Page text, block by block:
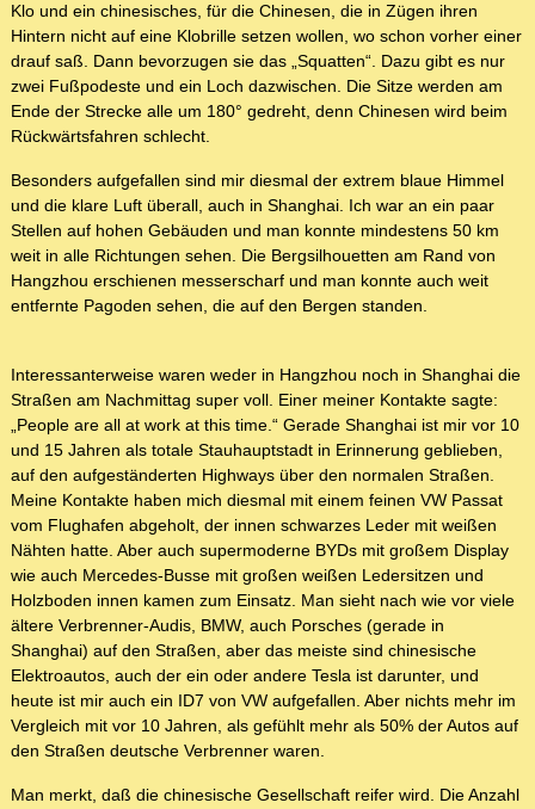
Klo und ein chinesisches, für die Chinesen, die in Zügen ihren
Hintern nicht auf eine Klobrille setzen wollen, wo schon vorher einer
drauf saß. Dann bevorzugen sie das „Squatten“. Dazu gibt es nur
zwei Fußpodeste und ein Loch dazwischen. Die Sitze werden am
Ende der Strecke alle um 180° gedreht, denn Chinesen wird beim
Rückwärtsfahren schlecht.
Besonders aufgefallen sind mir diesmal der extrem blaue Himmel
und die klare Luft überall, auch in Shanghai. Ich war an ein paar
Stellen auf hohen Gebäuden und man konnte mindestens 50 km
weit in alle Richtungen sehen. Die Bergsilhouetten am Rand von
Hangzhou erschienen messerscharf und man konnte auch weit
entfernte Pagoden sehen, die auf den Bergen standen.
Interessanterweise waren weder in Hangzhou noch in Shanghai die
Straßen am Nachmittag super voll. Einer meiner Kontakte sagte:
„People are all at work at this time.“ Gerade Shanghai ist mir vor 10
und 15 Jahren als totale Stauhauptstadt in Erinnerung geblieben,
auf den aufgeständerten Highways über den normalen Straßen.
Meine Kontakte haben mich diesmal mit einem feinen VW Passat
vom Flughafen abgeholt, der innen schwarzes Leder mit weißen
Nähten hatte. Aber auch supermoderne BYDs mit großem Display
wie auch Mercedes-Busse mit großen weißen Ledersitzen und
Holzboden innen kamen zum Einsatz. Man sieht nach wie vor viele
ältere Verbrenner-Audis, BMW, auch Porsches (gerade in
Shanghai) auf den Straßen, aber das meiste sind chinesische
Elektroautos, auch der ein oder andere Tesla ist darunter, und
heute ist mir auch ein ID7 von VW aufgefallen. Aber nichts mehr im
Vergleich mit vor 10 Jahren, als gefühlt mehr als 50% der Autos auf
den Straßen deutsche Verbrenner waren.
Man merkt, daß die chinesische Gesellschaft reifer wird. Die Anzahl